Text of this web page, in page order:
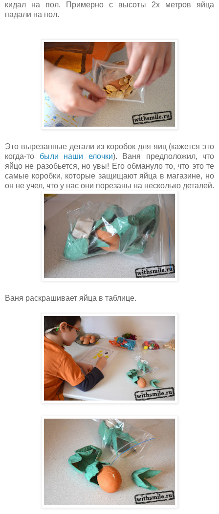
кидал на пол. Примерно с высоты 2х метров яйца
падали на пол.
Это вырезанные детали из коробок для яиц (кажется это
когда-то были наши елочки). Ваня предположил, что
яйцо не разобьется, но увы! Его обмануло то, что это те
самые коробки, которые защищают яйца в магазине, но
он не учел, что у нас они порезаны на несколько деталей.
Ваня раскрашивает яйца в таблице.